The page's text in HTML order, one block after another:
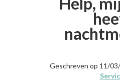
Geschreven op 11/